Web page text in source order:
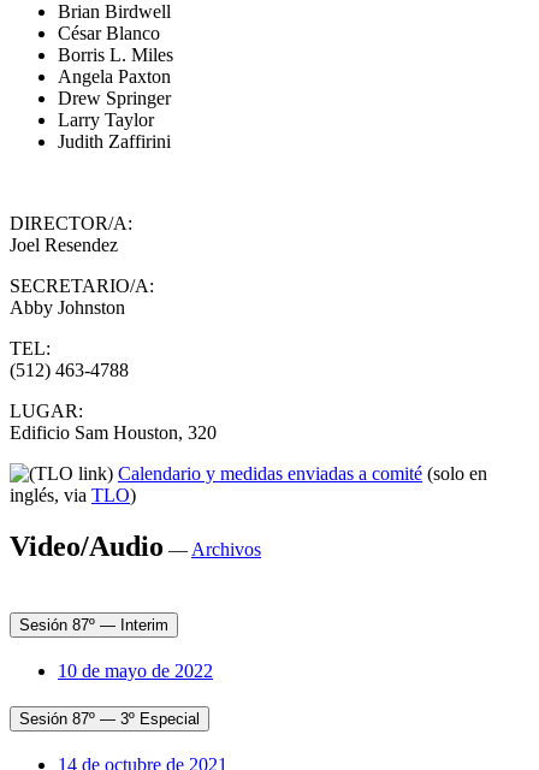
Brian Birdwell
César Blanco
Borris L. Miles
Angela Paxton
Drew Springer
Larry Taylor
Judith Zaffirini
DIRECTOR/A:
Joel Resendez
SECRETARIO/A:
Abby Johnston
TEL:
(512) 463-4788
LUGAR:
Edificio Sam Houston, 320
Calendario y medidas enviadas a comité (solo en
inglés, via TLO)
Video/Audio — Archivos
Sesión 87º — Interim
10 de mayo de 2022
Sesión 87º — 3º Especial
14 de octubre de 2021